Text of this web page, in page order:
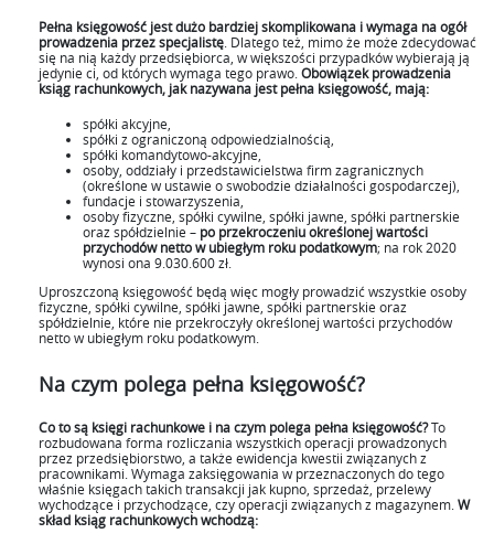
Pełna księgowość jest dużo bardziej skomplikowana i wymaga na ogół
prowadzenia przez specjalistę. Dlatego też, mimo że może zdecydować
się na nią każdy przedsiębiorca, w większości przypadków wybierają ją
jedynie ci, od których wymaga tego prawo.Obowiązek prowadzenia
ksiąg rachunkowych, jak nazywana jest pełna księgowość, mają:
spółki akcyjne,
spółki z ograniczoną odpowiedzialnością,
spółki komandytowo-akcyjne,
osoby, oddziały i przedstawicielstwa firm zagranicznych
(określone w ustawie o swobodzie działalności gospodarczej),
fundacje i stowarzyszenia,
osoby fizyczne, spółki cywilne, spółki jawne, spółki partnerskie
oraz spółdzielnie – po przekroczeniu określonej wartości
przychodów netto w ubiegłym roku podatkowym; na rok 2020
wynosi ona 9.030.600 zł.
Uproszczoną księgowość będą więc mogły prowadzić wszystkie osoby
fizyczne, spółki cywilne, spółki jawne, spółki partnerskie oraz
spółdzielnie, które nie przekroczyły określonej wartości przychodów
netto w ubiegłym roku podatkowym.
Na czym polega pełna księgowość?
Co to są księgi rachunkowe i na czym polega pełna księgowość?To
rozbudowana forma rozliczania wszystkich operacji prowadzonych
przez przedsiębiorstwo, a także ewidencja kwestii związanych z
pracownikami. Wymaga zaksięgowania w przeznaczonych do tego
właśnie księgach takich transakcji jak kupno, sprzedaż, przelewy
wychodzące i przychodzące, czy operacji związanych z magazynem. W
skład ksiąg rachunkowych wchodzą: